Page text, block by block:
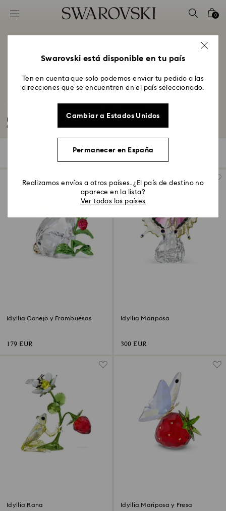
Accesskeys list
2 - Footer
4 - Search results
0
Figuras de animales de cristal
Inspirada en la naturaleza, nuestra divertida colección de figuras de
animales...
Filtros
Filtros
Idyllia Conejo y Frambuesas
179 EUR
Idyllia Mariposa
300 EUR
Idyllia Rana Idyllia Mariposa y Fresa
Swarovski está disponible en tu país
Ten en cuenta que solo podemos enviar tu pedido a las
direcciones que se encuentren en el país seleccionado.
Cambiar a Estados Unidos
Permanecer en España
Realizamos envíos a otros países. ¿El país de destino no
aparece en la lista?
Ver todos los países